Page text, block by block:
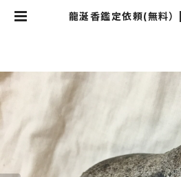
龍涎香鑑定依頼(無料）